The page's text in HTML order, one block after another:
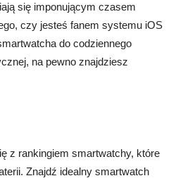
się imponującym czasem
czy jesteś fanem systemu iOS
do codziennego
na pewno znajdziesz
z rankingiem smartwatchy, które
Znajdź idealny smartwatch